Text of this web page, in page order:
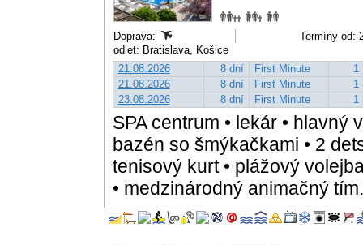
Doprava:
Termíny od:
odlet: Bratislava, Košice
21.08.2026
8 dní First Minute
1
21.08.2026
8 dní First Minute
1
23.08.2026
8 dní First Minute 1
SPA centrum • lekár • hlavný
bazén so šmýkačkami • 2
tenisový kurt • plážový
• medzinárodný animačný tím.